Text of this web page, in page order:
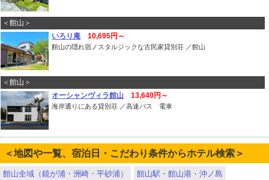
＜館山＞
いろり庵
10,695円～
館山の隠れ宿ノスタルジックな古民家貸別荘 ／館山
＜館山＞
オーシャンヴィラ館山
13,640円～
海岸通りにある貸別荘 ／高速バス 電車
＜地図や一覧、宿泊日・こだわり条件からホテル検索＞
館山全域（鏡が浦・洲崎・平砂浦）
館山駅・館山港・沖ノ島